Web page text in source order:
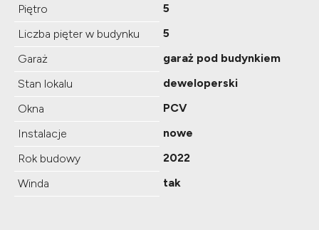
Piętro
5
Liczba pięter w budynku
5
Garaż
garaż pod budynkiem
Stan lokalu
deweloperski
Okna
PCV
Instalacje
nowe
Rok budowy
2022
Winda
tak